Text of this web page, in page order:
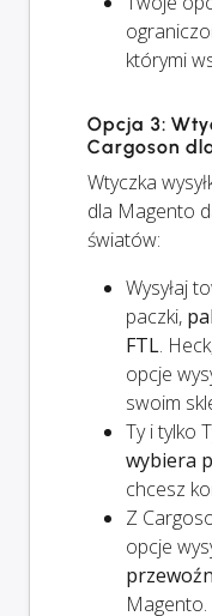
którymi
Opcja 3:
Cargoson
Wtyczka
dla Magento
światów:
Wysyłaj
paczki,
FTL.
opcje
swoim
Ty itylko
wybiera
chcesz
Z
opcje
Magento.